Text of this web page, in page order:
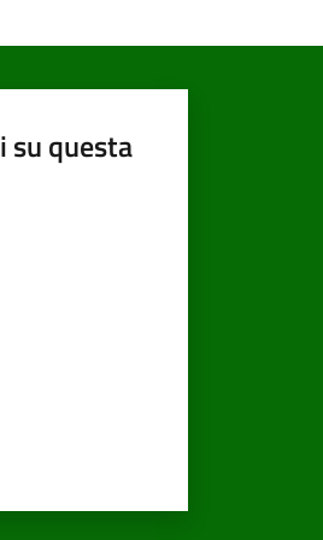
su questa